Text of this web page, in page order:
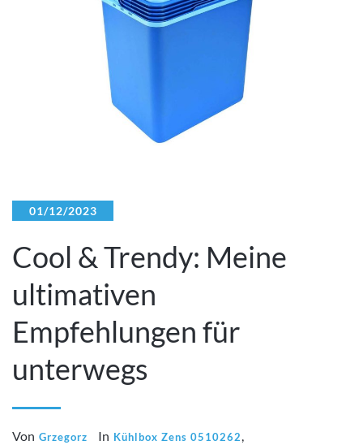
01/12/2023
Cool & Trendy: Meine
ultimativen
Empfehlungen für
unterwegs
Von Grzegorz In Kühlbox Zens 0510262,